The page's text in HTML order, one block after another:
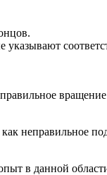
вращение
неправильное
в данной